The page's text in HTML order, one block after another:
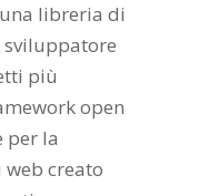
libreria di
sviluppatore
più
open
per la
creato